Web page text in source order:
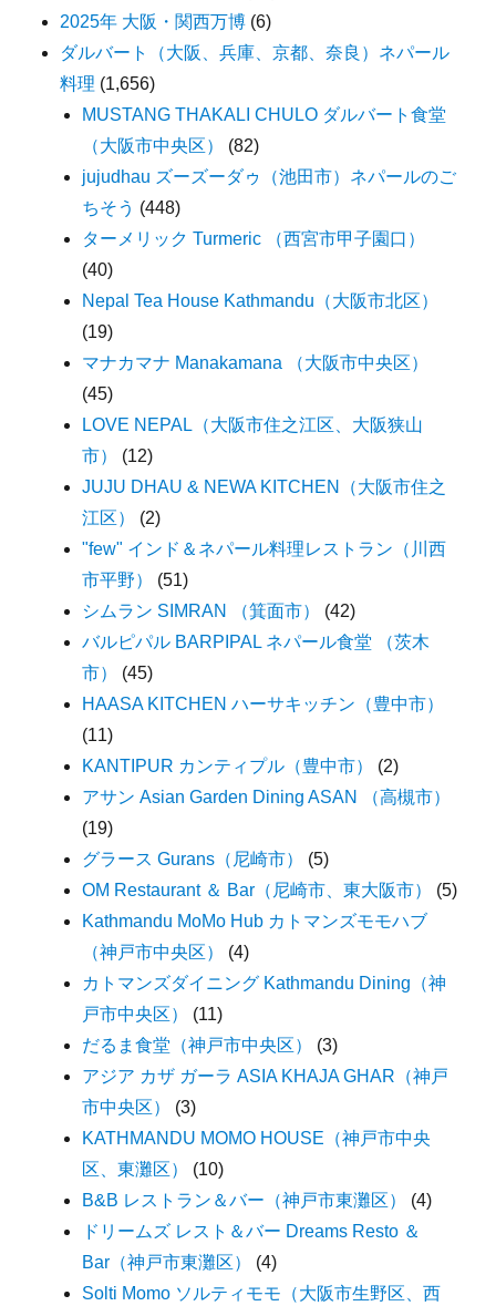
2025年 大阪・関西万博 (6)
ダルバート（大阪、兵庫、京都、奈良）ネパール
料理 (1,656)
MUSTANG THAKALI CHULO ダルバート食堂
（大阪市中央区）
(82)
jujudhau ズーズーダゥ（池田市）ネパールのご
ちそう (448)
ターメリック Turmeric （西宮市甲子園口）
(40)
Nepal Tea House Kathmandu（大阪市北区）
(19)
マナカマナ Manakamana （大阪市中央区）
(45)
LOVE NEPAL（大阪市住之江区、大阪狭山
市）
(12)
JUJU DHAU & NEWA KITCHEN（大阪市住之
江区）
(2)
"few" インド＆ネパール料理レストラン（川西
市平野）
(51)
シムラン SIMRAN （箕面市）
(42)
バルピパル BARPIPAL ネパール食堂 （茨木
市）
(45)
HAASA KITCHEN ハーサキッチン（豊中市）
(11)
KANTIPUR カンティプル（豊中市）
(2)
アサン Asian Garden Dining ASAN （高槻市）
(19)
グラース Gurans（尼崎市）
(5)
OM Restaurant ＆ Bar（尼崎市、東大阪市）
(5)
Kathmandu MoMo Hub カトマンズモモハブ
（神戸市中央区）
(4)
カトマンズダイニング Kathmandu Dining（神
戸市中央区）
(11)
だるま食堂（神戸市中央区）
(3)
アジア カザ ガーラ ASIA KHAJA GHAR（神戸
市中央区）
(3)
KATHMANDU MOMO HOUSE（神戸市中央
区、東灘区）
(10)
B&B レストラン＆バー（神戸市東灘区）
(4)
ドリームズ レスト＆バー Dreams Resto ＆
Bar（神戸市東灘区）
(4)
Solti Momo ソルティモモ（大阪市生野区、西